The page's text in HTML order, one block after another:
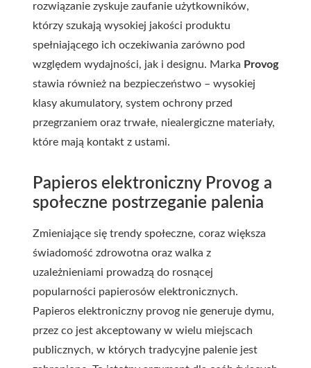
rozwiązanie zyskuje zaufanie użytkowników,
którzy szukają wysokiej jakości produktu
spełniającego ich oczekiwania zarówno pod
względem wydajności, jak i designu. Marka Provog
stawia również na bezpieczeństwo – wysokiej
klasy akumulatory, system ochrony przed
przegrzaniem oraz trwałe, niealergiczne materiały,
które mają kontakt z ustami.
Papieros elektroniczny Provog a
społeczne postrzeganie palenia
Zmieniające się trendy społeczne, coraz większa
świadomość zdrowotna oraz walka z
uzależnieniami prowadzą do rosnącej
popularności papierosów elektronicznych.
Papieros elektroniczny provog nie generuje dymu,
przez co jest akceptowany w wielu miejscach
publicznych, w których tradycyjne palenie jest